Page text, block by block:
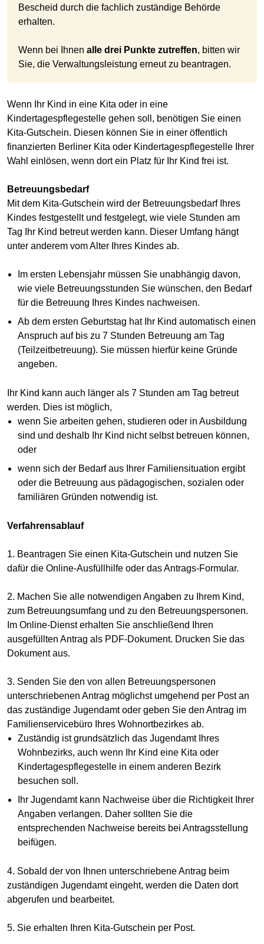
Bescheid durch die fachlich zuständige Behörde
erhalten.
Wenn bei Ihnen alle drei Punkte zutreffen, bitten wir
Sie, die Verwaltungsleistung erneut zu beantragen.
Wenn Ihr Kind in eine Kita oder in eine
Kindertagespflegestelle gehen soll, benötigen Sie einen
Kita-Gutschein. Diesen können Sie in einer öffentlich
finanzierten Berliner Kita oder Kindertagespflegestelle Ihrer
Wahl einlösen, wenn dort ein Platz für Ihr Kind frei ist.
Betreuungsbedarf
Mit dem Kita-Gutschein wird der Betreuungsbedarf Ihres
Kindes festgestellt und festgelegt, wie viele Stunden am
Tag Ihr Kind betreut werden kann. Dieser Umfang hängt
unter anderem vom Alter Ihres Kindes ab.
Im ersten Lebensjahr müssen Sie unabhängig davon,
wie viele Betreuungsstunden Sie wünschen, den Bedarf
für die Betreuung Ihres Kindes nachweisen.
Ab dem ersten Geburtstag hat Ihr Kind automatisch einen
Anspruch auf bis zu 7 Stunden Betreuung am Tag
(Teilzeitbetreuung). Sie müssen hierfür keine Gründe
angeben.
Ihr Kind kann auch länger als 7 Stunden am Tag betreut
werden. Dies ist möglich,
wenn Sie arbeiten gehen, studieren oder in Ausbildung
sind und deshalb Ihr Kind nicht selbst betreuen können,
oder
wenn sich der Bedarf aus Ihrer Familiensituation ergibt
oder die Betreuung aus pädagogischen, sozialen oder
familiären Gründen notwendig ist.
Verfahrensablauf
1. Beantragen Sie einen Kita-Gutschein und nutzen Sie
dafür die Online-Ausfüllhilfe oder das Antrags-Formular.
2. Machen Sie alle notwendigen Angaben zu Ihrem Kind,
zum Betreuungsumfang und zu den Betreuungspersonen.
Im Online-Dienst erhalten Sie anschließend Ihren
ausgefüllten Antrag als PDF-Dokument. Drucken Sie das
Dokument aus.
3. Senden Sie den von allen Betreuungspersonen
unterschriebenen Antrag möglichst umgehend per Post an
das zuständige Jugendamt oder geben Sie den Antrag im
Familienservicebüro Ihres Wohnortbezirkes ab.
Zuständig ist grundsätzlich das Jugendamt Ihres
Wohnbezirks, auch wenn Ihr Kind eine Kita oder
Kindertagespflegestelle in einem anderen Bezirk
besuchen soll.
Ihr Jugendamt kann Nachweise über die Richtigkeit Ihrer
Angaben verlangen. Daher sollten Sie die
entsprechenden Nachweise bereits bei Antragsstellung
beifügen.
4. Sobald der von Ihnen unterschriebene Antrag beim
zuständigen Jugendamt eingeht, werden die Daten dort
abgerufen und bearbeitet.
5. Sie erhalten Ihren Kita-Gutschein per Post.